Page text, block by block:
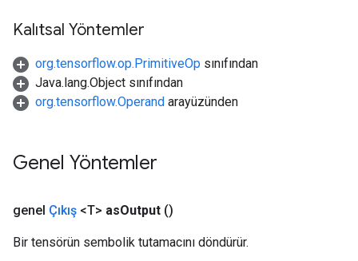
Kalıtsal Yöntemler
org.tensorflow.op.PrimitiveOp sınıfından
Java.lang.Object sınıfından
org.tensorflow.Operand arayüzünden
Genel Yöntemler
genel Çıkış <T> asOutput ()
Bir tensörün sembolik tutamacını döndürür.